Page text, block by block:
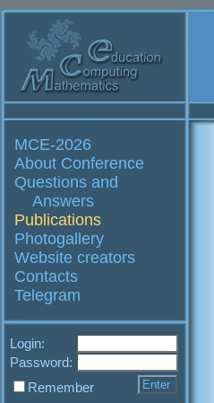
MCE-2026
About Conference
Questions and
Answers
Publications
Photogallery
Website creators
Contacts
Telegram
Login:
Password:
Remember